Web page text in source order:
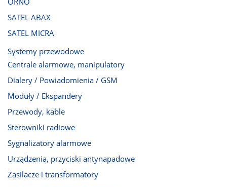
SATEL ABAX
SATEL MICRA
Systemy przewodowe
Centrale alarmowe, manipulatory
Dialery / Powiadomienia / GSM
Moduły / Ekspandery
Przewody, kable
Sterowniki radiowe
Sygnalizatory alarmowe
Urządzenia, przyciski antynapadowe
Zasilacze i transformatory